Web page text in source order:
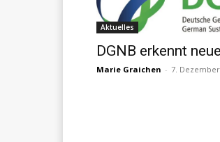
Aktuelles
DGNB erkennt
Marie Graichen - 7. Dezember